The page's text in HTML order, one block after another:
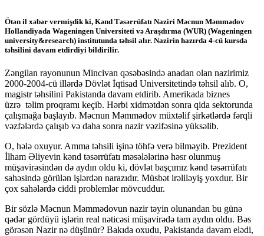
Ötən il xəbər vermişdik ki, Kənd Təsərrüfatı Naziri Məcnun Məmmədov
Hollandiyada Wageningen Universiteti və Araşdırma (WUR) (Wageningen
university&research) institutunda təhsil alır. Nazirin hazırda 4-cü kursda
təhsilini davam etdirdiyi bildirilir.
Zəngilan rayonunun Mincivan qəsəbəsində anadan olan nazirimiz
2000-2004-cü illərdə Dövlət İqtisad Universitetində təhsil alıb. O,
magistr təhsilini Pakistanda davam etdirib. Amerikada biznes
üzrə təlim proqramı keçib. Hərbi xidmətdən sonra qida sektorunda
çalışmağa başlayıb. Məcnun Məmmədov müxtəlif şirkətlərdə fərqli
vəzfələrdə çalışıb və daha sonra nazir vəzifəsinə yüksəlib.
O, hələ oxuyur. Amma təhsili işinə töhfə verə bilməyib. Prezident
İlham Əliyevin kənd təsərrüfatı məsələlərinə həsr olunmuş
müşavirəsindən də aydın oldu ki, dövlət başçımız kənd təsərrüfatı
sahəsində görülən işlərdən narazıdır. Müsbət irəliləyiş yoxdur. Bir
çox sahələrdə ciddi problemlər mövcuddur.
Bir sözlə Məcnun Məmmədovun nazir təyin olunandan bu günə
qədər gördüyü işlərin real nəticəsi müşavirədə tam aydın oldu. Bəs
görəsən Nazir nə düşünür? Bakıda oxudu, Pakistanda davam elədi,